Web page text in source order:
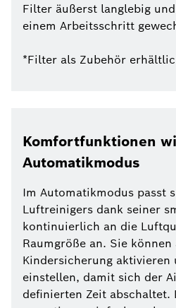
Filter äußerst langlebig
einem Arbeitsschritt
*Filter als Zubehör
Komfortfunktionen
Automatikmodus
Im Automatikmodus passt
Luftreinigers dank seiner
kontinuierlich an die
Raumgröße an. Sie
Kindersicherung aktivieren
einstellen, damit sich der
definierten Zeit abschaltet.